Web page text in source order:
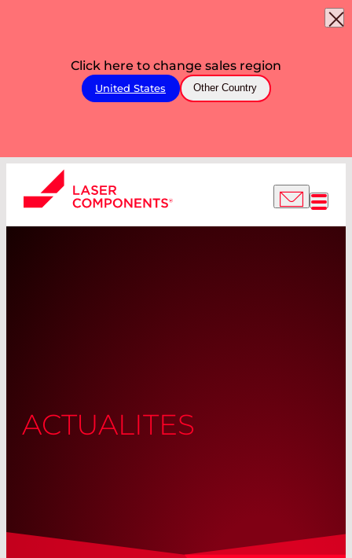
Click here to change sales region
United States Other Country
ACTUALITES